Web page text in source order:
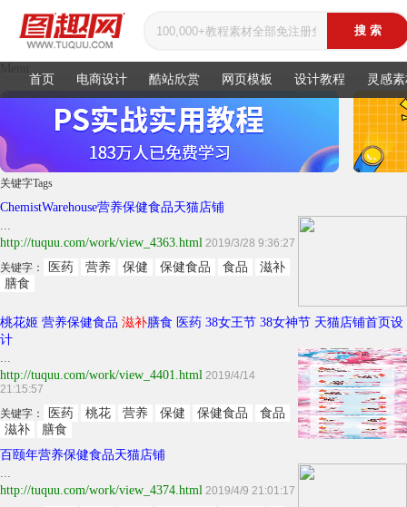
首页 电商设计 酷站欣赏 网页模板 设计教程 灵感
关键字Tags
ChemistWarehouse营养保健食品天猫店铺
...
http://tuquu.com/work/view_4363.html 2019/3/28 9:36:27
关键字：
医药 营养 保健 保健食品 食品
滋补
膳食
桃花姬 营养保健食品 滋补膳食 医药 38女王节 38女神节 天猫店铺首页设
计
...
http://tuquu.com/work/view_4401.html 2019/4/14
21:15:57
关键字：
医药 桃花 营养 保健 保健食品
食品
滋补
膳食
百颐年营养保健食品天猫店铺
...
http://tuquu.com/work/view_4374.html 2019/4/9 21:01:17